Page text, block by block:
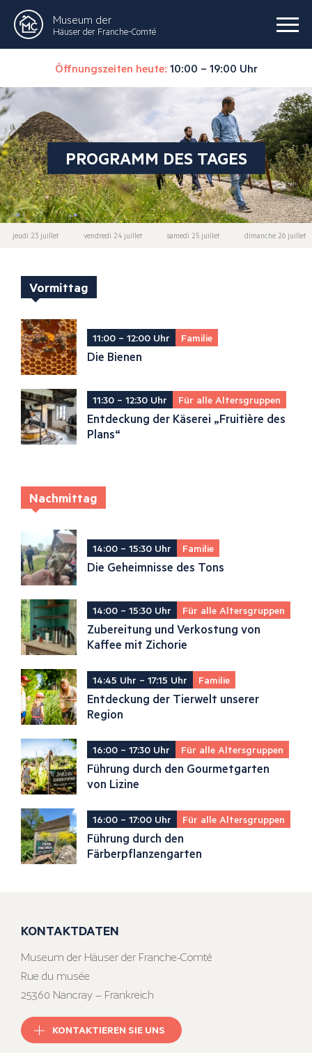
Museum der
Häuser der Franche-Comté
Öffnungszeiten heute: 10:00 – 19:00 Uhr
PROGRAMM DES TAGES
jeudi 23 juillet vendredi 24 juillet samedi 25 juillet dimanche 26 juillet
Vormittag
11:00 – 12:00 Uhr Familie
Die Bienen
11:30 – 12:30 Uhr Für alle Altersgruppen
Entdeckung der Käserei „Fruitière des
Plans“
Nachmittag
14:00 – 15:30 Uhr Familie
Die Geheimnisse des Tons
14:00 – 15:30 Uhr Für alle Altersgruppen
Zubereitung und Verkostung von
Kaffee mit Zichorie
14:45 Uhr – 17:15 Uhr Familie
Entdeckung der Tierwelt unserer
Region
16:00 – 17:30 Uhr Für alle Altersgruppen
Führung durch den Gourmetgarten
von Lizine
16:00 – 17:00 Uhr Für alle Altersgruppen
Führung durch den
Färberpflanzengarten
KONTAKTDATEN
Museum der Häuser der Franche-Comté
Rue du musée
25360 Nancray – Frankreich
KONTAKTIEREN SIE UNS